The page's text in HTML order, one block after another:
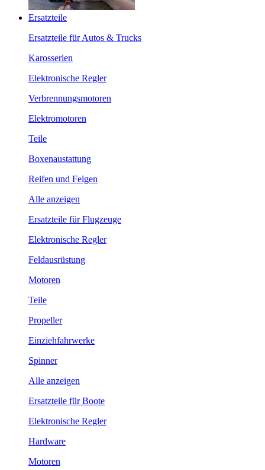
Ersatzteile
Ersatzteile für Autos & Trucks
Karosserien
Elektronische Regler
Verbrennungsmotoren
Elektromotoren
Teile
Boxenaustattung
Reifen und Felgen
Alle anzeigen
Ersatzteile für Flugzeuge
Elektronische Regler
Feldausrüstung
Motoren
Teile
Propeller
Einziehfahrwerke
Spinner
Alle anzeigen
Ersatzteile für Boote
Elektronische Regler
Hardware
Motoren